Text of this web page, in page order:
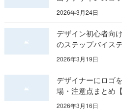
2026年3月24日
デザイン初心者向
のステップバイス
2026年3月19日
デザイナーにロゴ
場・注意点まとめ
2026年3月16日